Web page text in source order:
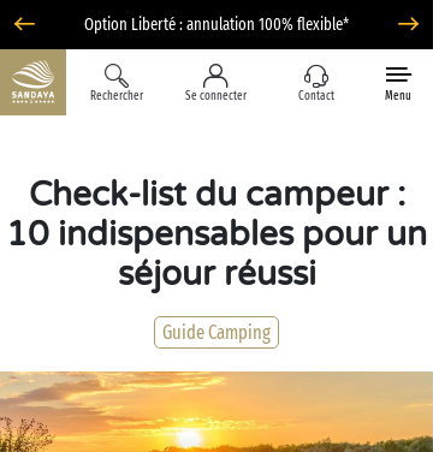
Option Liberté : annulation 100% flexible*
Rechercher Se connecter Contact Menu
Check-list du campeur :
10 indispensables pour un
séjour réussi
Guide Camping